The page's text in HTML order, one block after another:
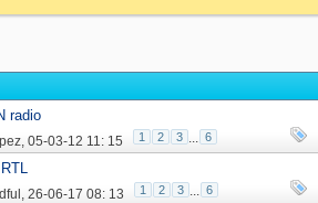
radio
‎, 05-03-12 11: 15 1 2 3 ... 6
‎, 26-06-17 08: 13 1 2 3 ... 6